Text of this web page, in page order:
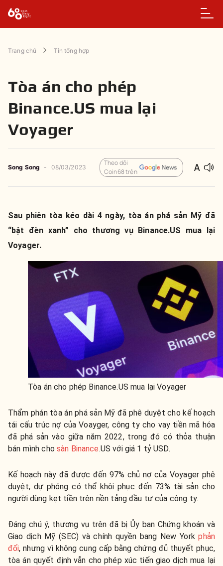
Trang chủ Tin tổng hợp
Tòa án cho phép
Binance.US mua lại
Voyager
Song Song - 08/03/2023
Theo dõi
Coin68 trên
Sau phiên tòa kéo dài 4 ngày, tòa án phá sản Mỹ đã
“bật đèn xanh” cho thương vụ Binance.US mua lại
Voyager.
Tòa án cho phép Binance.US mua lại Voyager
Thẩm phán tòa án phá sản Mỹ đã phê duyệt cho kế hoạch
tái cấu trúc nợ của Voayger, công ty cho vay tiền mã hóa
đã phá sản vào giữa năm 2022, trong đó có thỏa thuận
bán mình cho sàn Binance.US với giá 1 tỷ USD.
Kế hoạch này đã được đến 97% chủ nợ của Voyager phê
duyệt, dự phóng có thể khôi phục đến 73% tài sản cho
người dùng kẹt tiền trên nền tảng đầu tư của công ty.
Đáng chú ý, thương vụ trên đã bị Ủy ban Chứng khoán và
Giao dịch Mỹ (SEC) và chính quyền bang New Yorkphản
đối, nhưng vì không cung cấp bằng chứng đủ thuyết phục,
tòa án quyết định vẫn cho phép xúc tiến giao dịch mua lại